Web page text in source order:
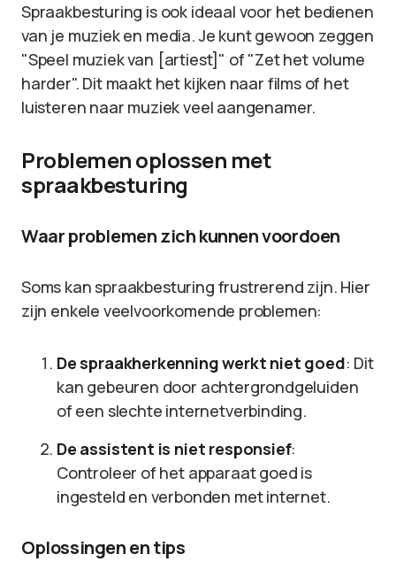
Spraakbesturing is ook ideaal voor het bedienen
van je muziek en media. Je kunt gewoon zeggen
"Speel muziek van [artiest]" of "Zet het volume
harder". Dit maakt het kijken naar films of het
luisteren naar muziek veel aangenamer.
Problemen oplossen met
spraakbesturing
Waar problemen zich kunnen voordoen
Soms kan spraakbesturing frustrerend zijn. Hier
zijn enkele veelvoorkomende problemen:
De spraakherkenning werkt niet goed: Dit
kan gebeuren door achtergrondgeluiden
of een slechte internetverbinding.
De assistent is niet responsief:
Controleer of het apparaat goed is
ingesteld en verbonden met internet.
Oplossingen en tips